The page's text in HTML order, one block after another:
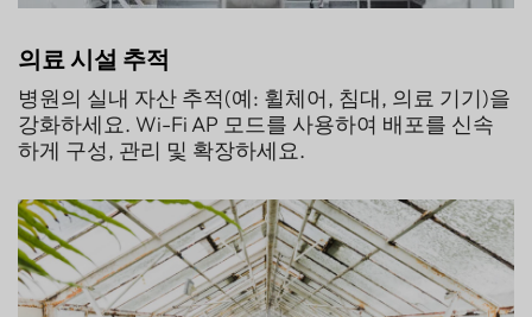
의료 시설 추적
병원의 실내 자산 추적(예: 휠체어, 침대, 의료 기기)을
강화하세요. Wi-Fi AP 모드를 사용하여 배포를 신속
하게 구성, 관리 및 확장하세요.